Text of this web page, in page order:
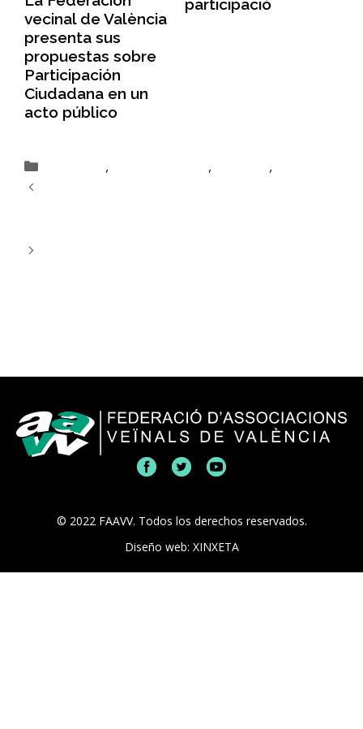
vecinal de València
presenta sus
propuestas sobre
Participación
Ciudadana en un
acto público
participació
, , ,
© 2022 FAAVV. Todos los derechos reservados.
Diseño web: XINXETA